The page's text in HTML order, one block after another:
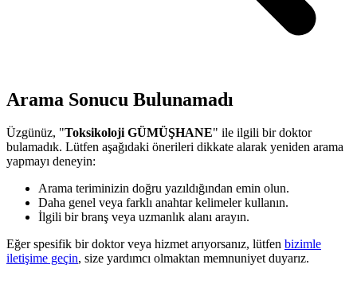
Arama Sonucu Bulunamadı
Üzgünüz, "Toksikoloji GÜMÜŞHANE" ile ilgili bir doktor
bulamadık. Lütfen aşağıdaki önerileri dikkate alarak yeniden arama
yapmayı deneyin:
Arama teriminizin doğru yazıldığından emin olun.
Daha genel veya farklı anahtar kelimeler kullanın.
İlgili bir branş veya uzmanlık alanı arayın.
Eğer spesifik bir doktor veya hizmet arıyorsanız, lütfen bizimle
iletişime geçin, size yardımcı olmaktan memnuniyet duyarız.